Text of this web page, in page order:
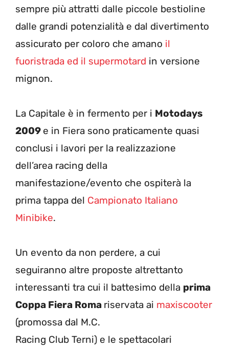
sempre più attratti dalle piccole bestioline
dalle grandi potenzialità e dal divertimento
assicurato per coloro che amano il
fuoristrada ed il supermotard in versione
mignon.
La Capitale è in fermento per i Motodays
2009 e in Fiera sono praticamente quasi
conclusi i lavori per la realizzazione
dell’area racing della
manifestazione/evento che ospiterà la
prima tappa del Campionato Italiano
Minibike.
Un evento da non perdere, a cui
seguiranno altre proposte altrettanto
interessanti tra cui il battesimo della prima
Coppa Fiera Roma riservata ai maxiscooter
(promossa dal M.C.
Racing Club Terni) e le spettacolari